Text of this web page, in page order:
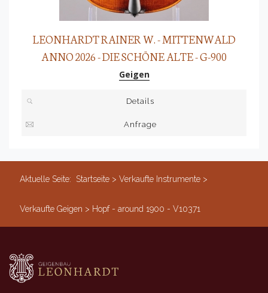
LEONHARDT RAINER W. - MITTENWALD
ANNO 2026 - DIE SCHÖNE ALTE - G-900
Geigen
Details
Anfrage
Aktuelle Seite: Startseite > Verkaufte Instrumente >
Verkaufte Geigen > Hopf - around 1900 - V10371